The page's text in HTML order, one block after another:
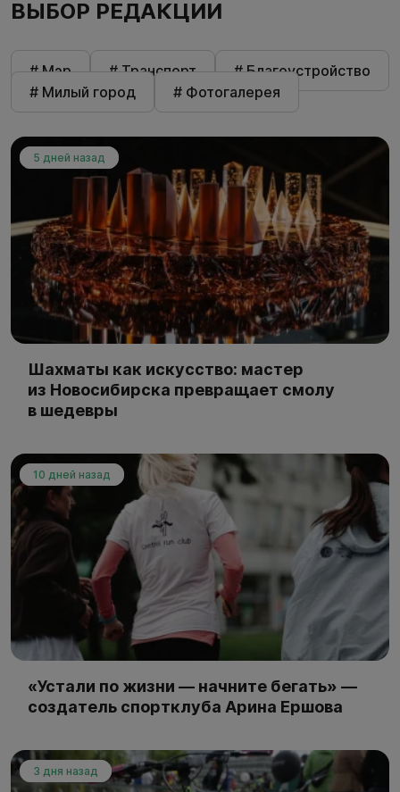
ВЫБОР РЕДАКЦИИ
# Мэр # Транспорт
# Благоустройство
# Милый город
# Фотогалерея
5 дней назад
Шахматы как искусство: мастер
из Новосибирска превращает смолу
в шедевры
10 дней назад
«Устали по жизни — начните бегать» —
создатель спортклуба Арина Ершова
3 дня назад